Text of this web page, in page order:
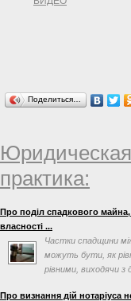
Поделиться…
Юридическая
практика:
Про поділ спадкового
власності ...
Частки спадщини
можуть бути, як
рівними, виходячи з
Про визнання дій нотаріуса